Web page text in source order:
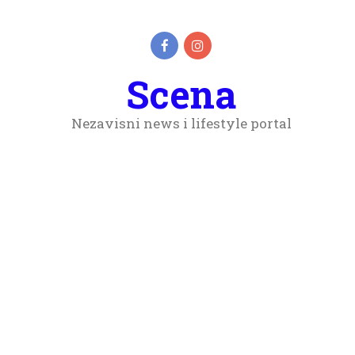
Scena
Nezavisni news i lifestyle portal